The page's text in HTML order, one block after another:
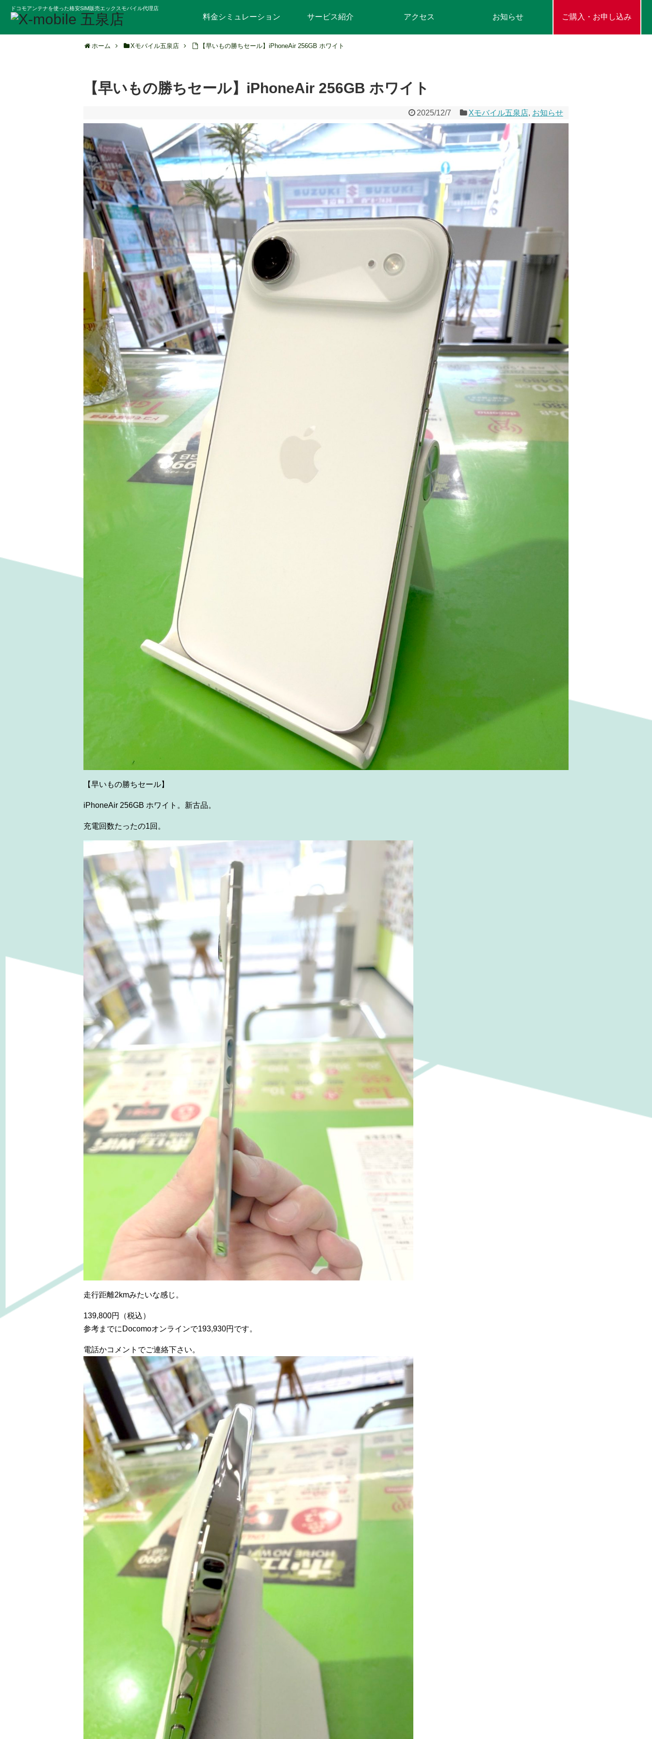
ドコモアンテナを使った格安SIM販売エックスモバイル代理店
料金シミュレーション サービス紹介 アクセス お知らせ ご購入・お申し込み
ホーム Xモバイル五泉店 【早いもの勝ちセール】iPhoneAir 256GB ホワイト
【早いもの勝ちセール】iPhoneAir 256GB ホワイト
2025/12/7 Xモバイル五泉店, お知らせ
【早いもの勝ちセール】
iPhoneAir 256GB ホワイト。新古品。
充電回数たったの1回。
走行距離2kmみたいな感じ。
139,800円（税込）
参考までにDocomoオンラインで193,930円です。
電話かコメントでご連絡下さい。